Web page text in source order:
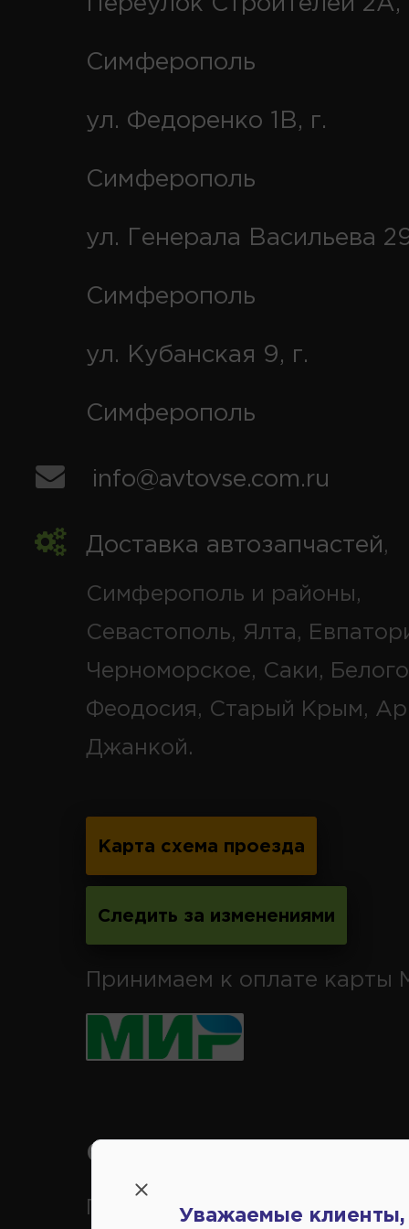
Симферополь
ул. Федоренко 1В, г.
Симферополь
ул. Генерала Васильева
Симферополь
ул. Кубанская 9, г.
Симферополь
info@avtovse.com.ru
Доставка автозапчастей,
Симферополь и районы,
Севастополь, Ялта,
Черноморское, Саки,
Феодосия, Старый Крым,
Джанкой.
Карта схема проезда
Следить за изменениями
Принимаем к оплате карты
Справочный центр:
Продажа запчастей на
Уважаемые клиенты,